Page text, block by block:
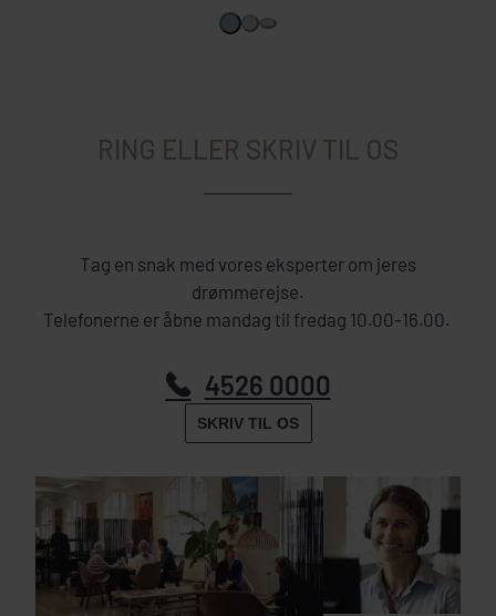
RING ELLER SKRIV TIL OS
Tag en snak med vores eksperter om jeres
drømmerejse.
Telefonerne er åbne mandag til fredag 10.00-16.00.
4526 0000
SKRIV TIL OS